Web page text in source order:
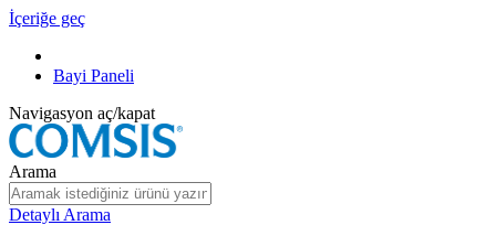
İçeriğe geç
Bayi Paneli
Navigasyon aç/kapat
Arama
Detaylı Arama